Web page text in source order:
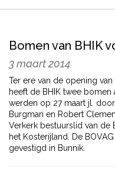
Bomen van BHIK
3 maart 2014
Ter ere van de opening
heeft de BHIK twee bomen
werden op 27 maart jl.
Burgman en Robert
Verkerk bestuurslid van de
het Kosterijland. De
gevestigd in Bunnik.